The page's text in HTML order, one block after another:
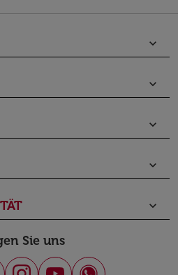
keyboard_arrow_down
keyboard_arrow_down
keyboard_arrow_down
keyboard_arrow_down
keyboard_arrow_down
Sie uns